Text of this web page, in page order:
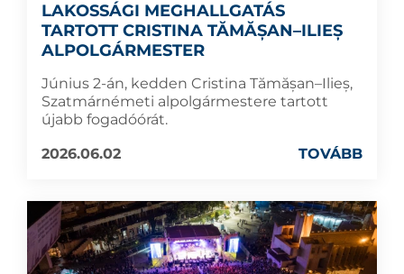
LAKOSSÁGI MEGHALLGATÁS
TARTOTT CRISTINA TĂMĂȘAN–ILIEȘ
ALPOLGÁRMESTER
Június 2-án, kedden Cristina Tămășan–Ilieș,
Szatmárnémeti alpolgármestere tartott
újabb fogadóórát.
2026.06.02
TOVÁBB